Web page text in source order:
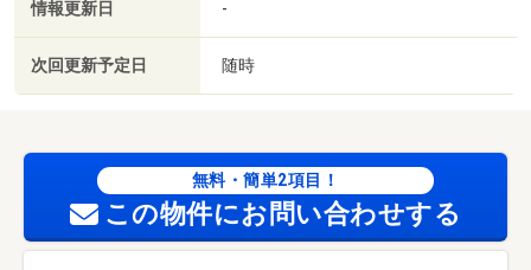
情報更新日 -
次回更新予定日 随時
無料・簡単2項目！
この物件にお問い合わせする